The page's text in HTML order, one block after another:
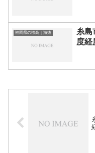
福岡県の標高｜海抜
糸島
度経